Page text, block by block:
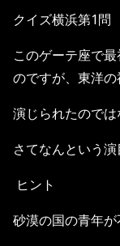
クイズ横浜第1問
このゲーテ座で
のですが、東洋
演じられたので
さてなんという
ヒント
砂漠の国の青年が